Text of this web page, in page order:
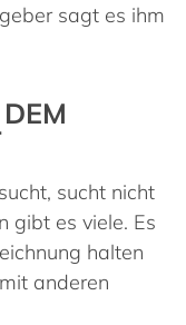
sagt es ihm
sucht nicht
gibt es viele. Es
halten
anderen